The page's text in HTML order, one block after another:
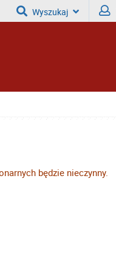
Wyszukaj
będzie nieczynny.